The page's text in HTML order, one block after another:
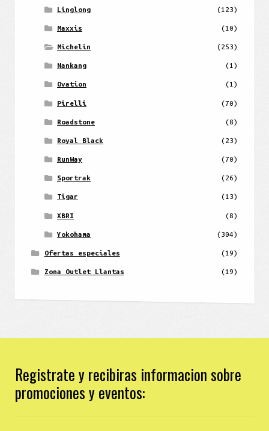
Linglong (123)
Maxxis (10)
Michelin (253)
Nankang (1)
Ovation (1)
Pirelli (70)
Roadstone (8)
Royal Black (23)
RunWay (70)
Sportrak (26)
Tigar (13)
XBRI (8)
Yokohama (304)
Ofertas especiales (19)
Zona Outlet Llantas (19)
Registrate y recibiras informacion sobre
promociones y eventos: